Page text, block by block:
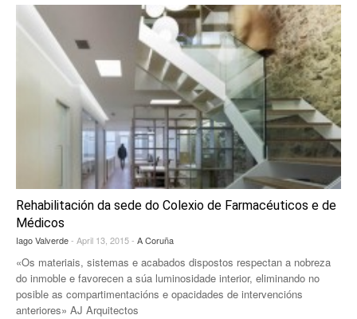
Rehabilitación da sede do Colexio de Farmacéuticos e de
Médicos
Iago Valverde- April 13, 2015 - A Coruña
«Os materiais, sistemas e acabados dispostos respectan a nobreza
do inmoble e favorecen a súa luminosidade interior, eliminando no
posible as compartimentacións e opacidades de intervencións
anteriores» AJ Arquitectos